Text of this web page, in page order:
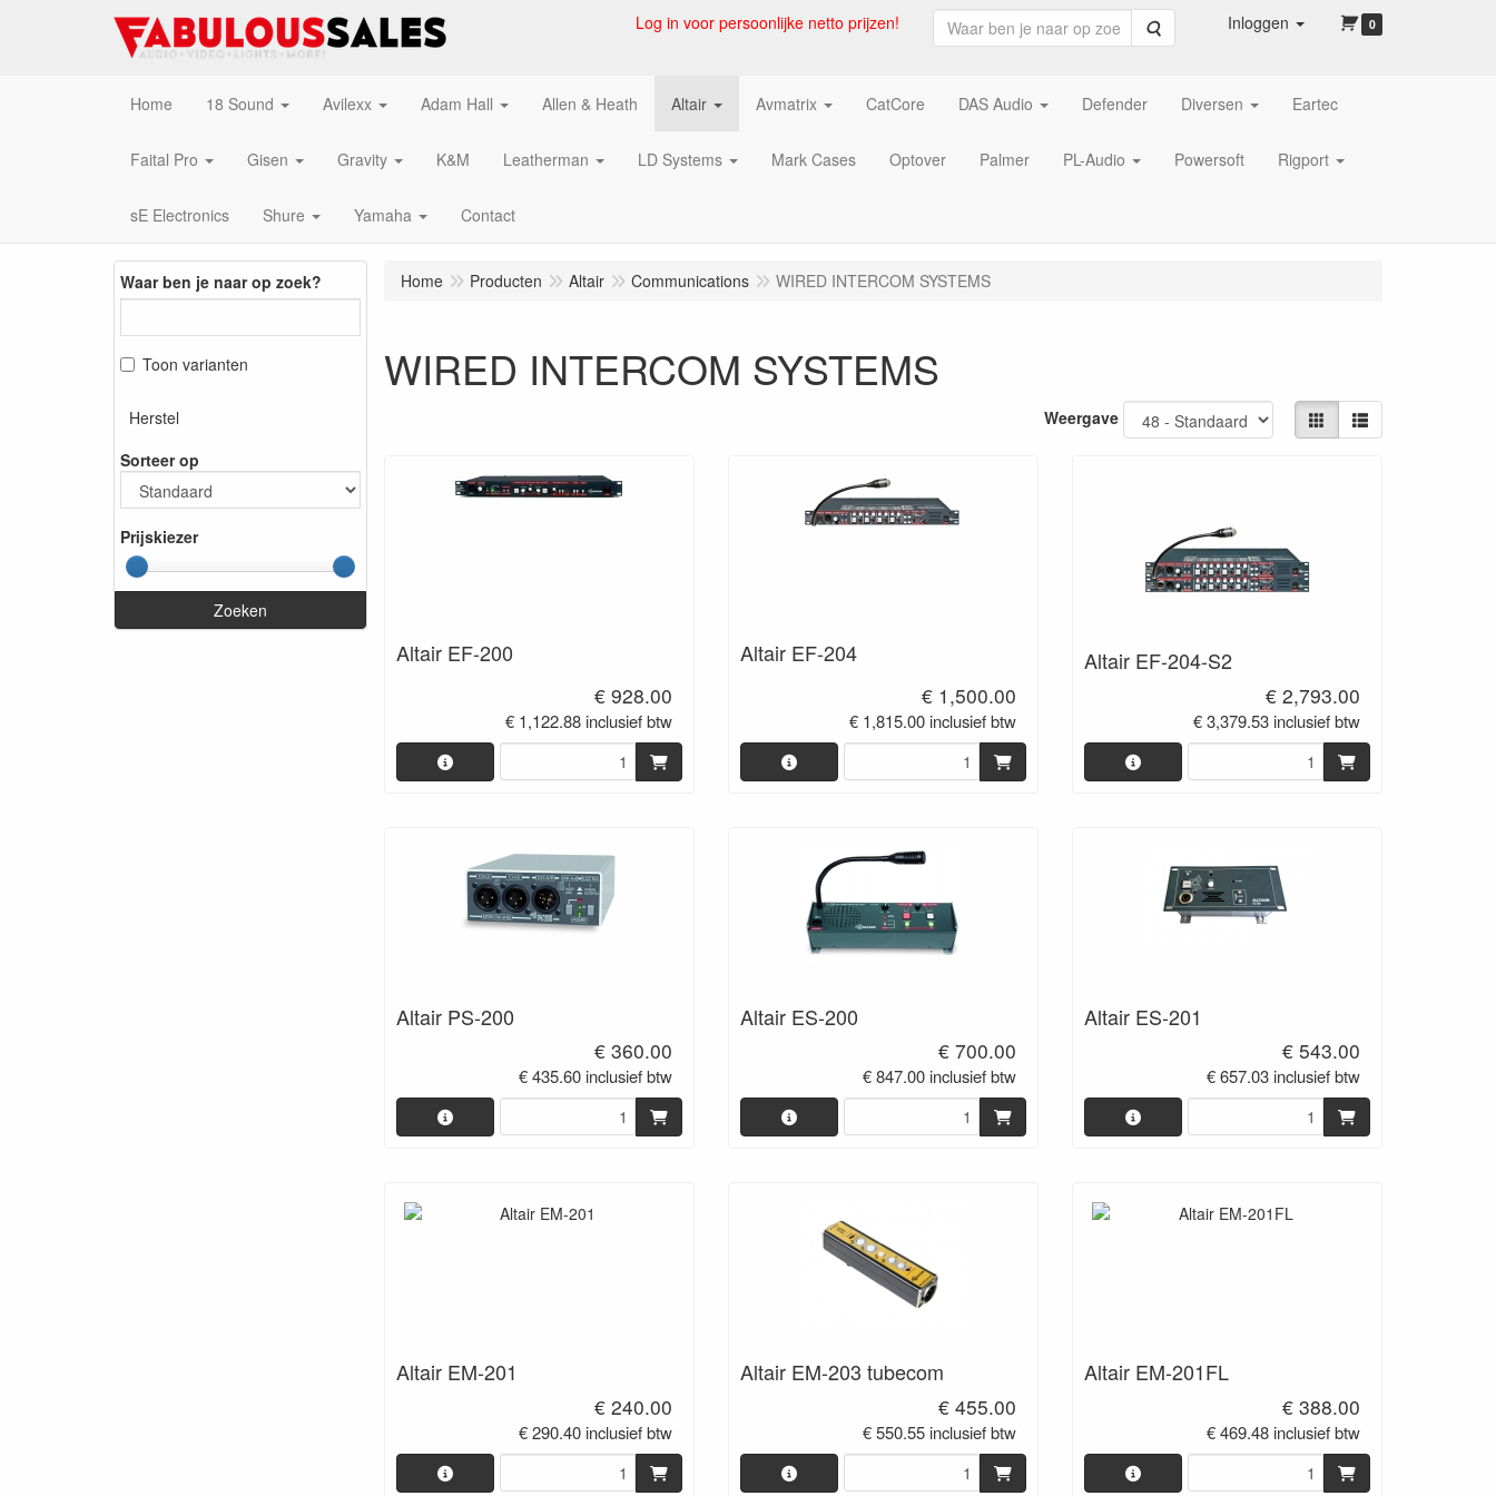
Log in voor persoonlijke netto prijzen! Zoeken Inloggen 0
Home 18 Sound Avilexx Adam Hall Allen & Heath Altair Avmatrix CatCore DAS Audio Defender Diversen Eartec
Faital Pro Gisen Gravity K&M Leatherman LD Systems Mark Cases Optover Palmer PL-Audio Powersoft Rigport
sE Electronics Shure Yamaha Contact
Waar ben je naar op zoek?
Toon varianten
Herstel
Sorteer op
Prijskiezer
Zoeken
Home Producten Altair Communications WIRED INTERCOM SYSTEMS
WIRED INTERCOM SYSTEMS
Weergave
Altair EF-200
€ 928.00
€ 1,122.88 inclusief btw
Altair EF-204
€ 1,500.00
€ 1,815.00 inclusief btw
Altair EF-204-S2
€ 2,793.00
€ 3,379.53 inclusief btw
Altair PS-200
€ 360.00
€ 435.60 inclusief btw
Altair ES-200
€ 700.00
€ 847.00 inclusief btw
Altair ES-201
€ 543.00
€ 657.03 inclusief btw
Altair EM-201
€ 240.00
€ 290.40 inclusief btw
Altair EM-203 tubecom
€ 455.00
€ 550.55 inclusief btw
Altair EM-201FL
€ 388.00
€ 469.48 inclusief btw